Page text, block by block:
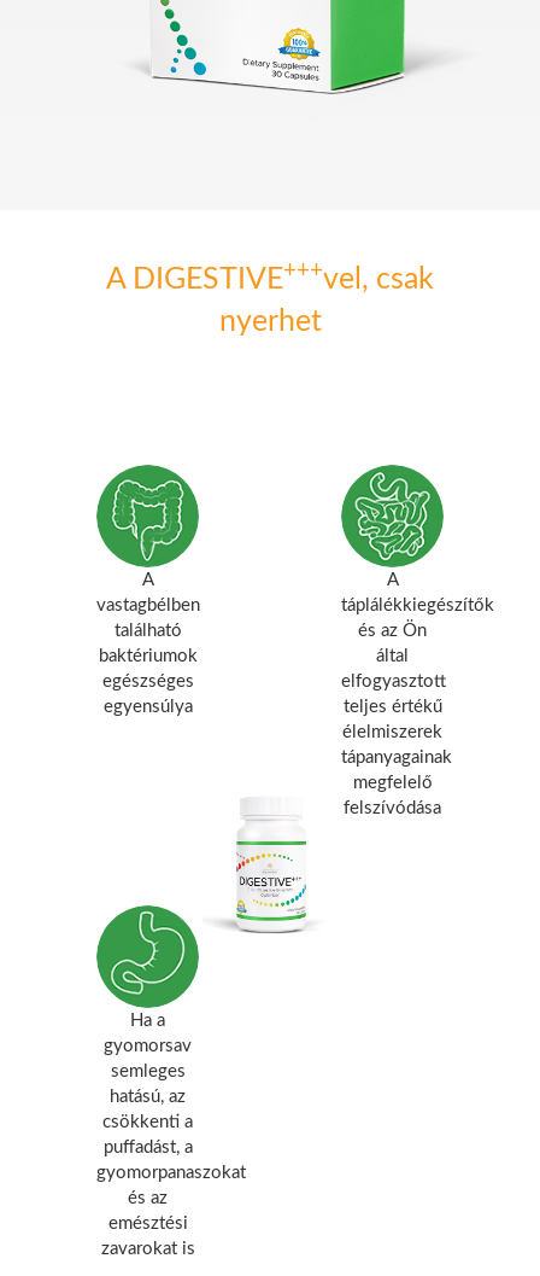
A DIGESTIVE+++vel, csak
nyerhet
A
vastagbélben
található
baktériumok
egészséges
egyensúlya
A
táplálékkiegészítők
és az Ön
által
elfogyasztott
teljes értékű
élelmiszerek
tápanyagainak
megfelelő
felszívódása
Ha a
gyomorsav
semleges
hatású, az
csökkenti a
puffadást, a
gyomorpanaszokat
és az
emésztési
zavarokat is